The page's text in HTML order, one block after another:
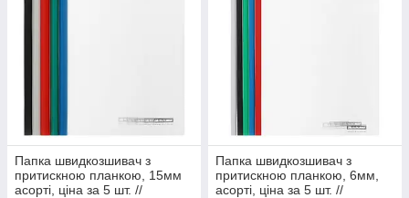
Папка швидкозшивач з
притискною планкою, 15мм
асорті, ціна за 5 шт. //
Папка швидкозшивач з
притискною планкою, 6мм,
асорті, ціна за 5 шт. //